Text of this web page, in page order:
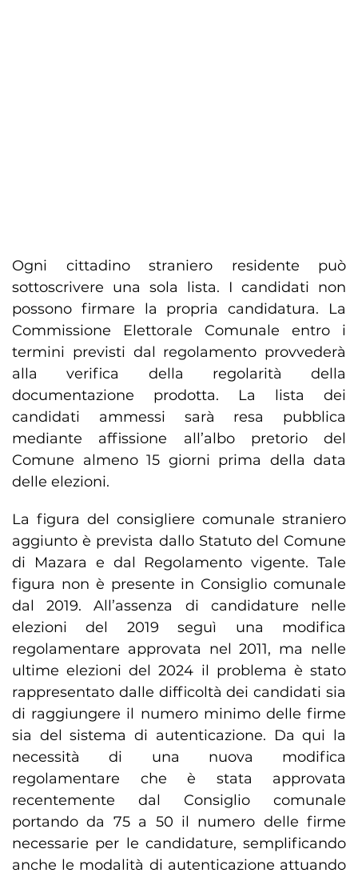
Ogni cittadino straniero residente può
sottoscrivere una sola lista. I candidati non
possono firmare la propria candidatura. La
Commissione Elettorale Comunale entro i
termini previsti dal regolamento provvederà
alla verifica della regolarità della
documentazione prodotta. La lista dei
candidati ammessi sarà resa pubblica
mediante affissione all’albo pretorio del
Comune almeno 15 giorni prima della data
delle elezioni.
La figura del consigliere comunale straniero
aggiunto è prevista dallo Statuto del Comune
di Mazara e dal Regolamento vigente. Tale
figura non è presente in Consiglio comunale
dal 2019. All’assenza di candidature nelle
elezioni del 2019 seguì una modifica
regolamentare approvata nel 2011, ma nelle
ultime elezioni del 2024 il problema è stato
rappresentato dalle difficoltà dei candidati sia
di raggiungere il numero minimo delle firme
sia del sistema di autenticazione. Da qui la
necessità di una nuova modifica
regolamentare che è stata approvata
recentemente dal Consiglio comunale
portando da 75 a 50 il numero delle firme
necessarie per le candidature, semplificando
anche le modalità di autenticazione attuando